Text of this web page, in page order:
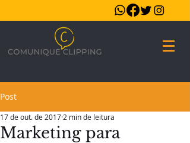
Post
Marketing para
17 de out. de 2017 2 min de leitura